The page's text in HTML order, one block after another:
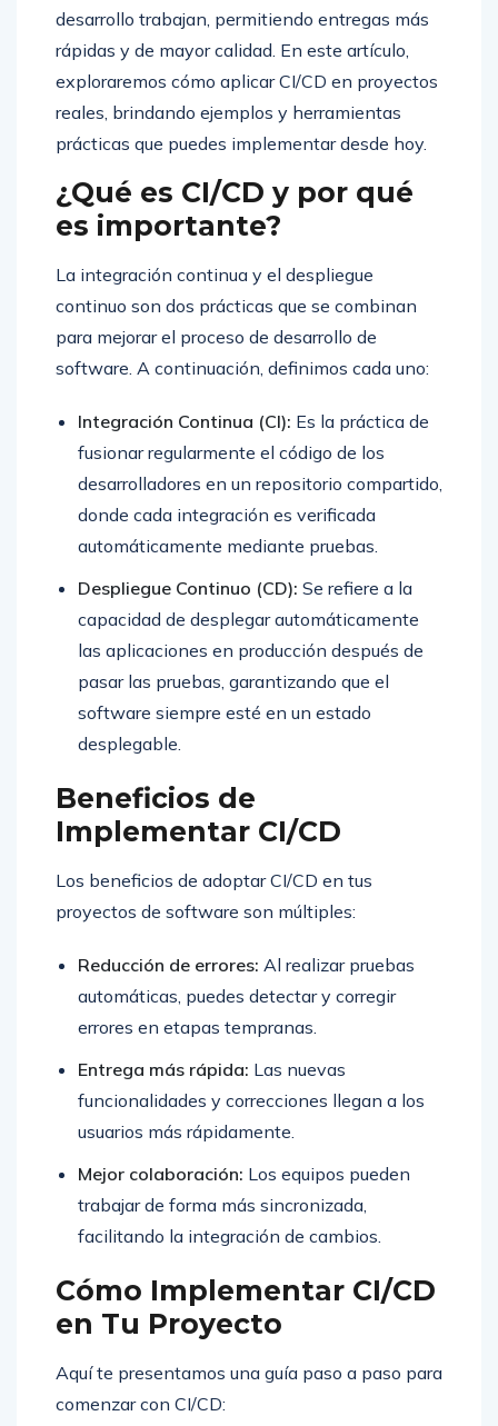
desarrollo trabajan, permitiendo entregas más
rápidas y de mayor calidad. En este artículo,
exploraremos cómo aplicar CI/CD en proyectos
reales, brindando ejemplos y herramientas
prácticas que puedes implementar desde hoy.
¿Qué es CI/CD y por qué
es importante?
La integración continua y el despliegue
continuo son dos prácticas que se combinan
para mejorar el proceso de desarrollo de
software. A continuación, definimos cada uno:
Integración Continua (CI): Es la práctica de
fusionar regularmente el código de los
desarrolladores en un repositorio compartido,
donde cada integración es verificada
automáticamente mediante pruebas.
Despliegue Continuo (CD): Se refiere a la
capacidad de desplegar automáticamente
las aplicaciones en producción después de
pasar las pruebas, garantizando que el
software siempre esté en un estado
desplegable.
Beneficios de
Implementar CI/CD
Los beneficios de adoptar CI/CD en tus
proyectos de software son múltiples:
Reducción de errores: Al realizar pruebas
automáticas, puedes detectar y corregir
errores en etapas tempranas.
Entrega más rápida: Las nuevas
funcionalidades y correcciones llegan a los
usuarios más rápidamente.
Mejor colaboración: Los equipos pueden
trabajar de forma más sincronizada,
facilitando la integración de cambios.
Cómo Implementar CI/CD
en Tu Proyecto
Aquí te presentamos una guía paso a paso para
comenzar con CI/CD: